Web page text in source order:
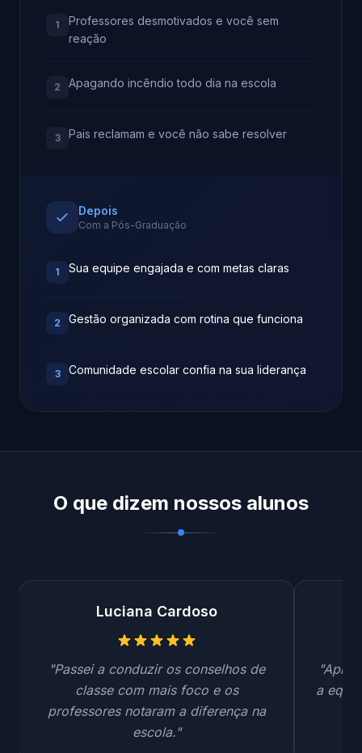
1
Professores desmotivados e você sem
reação
2 Apagando incêndio todo dia na escola
3 Pais reclamam e você não sabe resolver
Depois
Com a Pós-Graduação
1 Sua equipe engajada e com metas claras
2 Gestão organizada com rotina que funciona
3 Comunidade escolar confia na sua liderança
O que dizem nossos alunos
Luciana Cardoso
"Passei a conduzir os conselhos de
classe com mais foco e os
professores notaram a diferença na
escola."
a